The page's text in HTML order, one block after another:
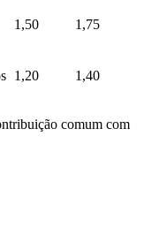
1,50 1,75
1,20 1,40
comum com